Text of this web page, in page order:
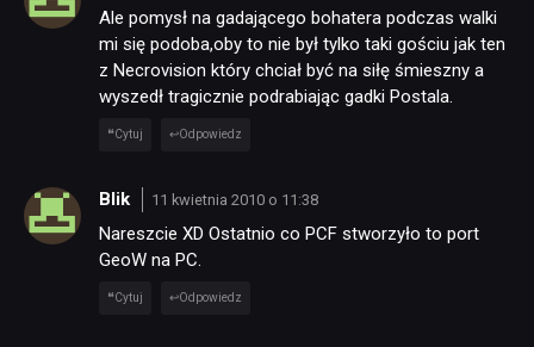
Ale pomysł na gadającego bohatera podczas walki
mi się podoba,oby to nie był tylko taki gościu jak ten
z Necrovision który chciał być na siłę śmieszny a
wyszedł tragicznie podrabiając gadki Postala.
Cytuj Odpowiedz
Blik 11 kwietnia 2010 o 11:38
Nareszcie XD Ostatnio co PCF stworzyło to port
GeoW na PC.
Cytuj Odpowiedz